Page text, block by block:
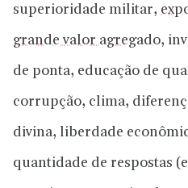
superioridade militar,
grande valor agregado,
de ponta, educação de
corrupção, clima,
divina, liberdade
quantidade de respostas